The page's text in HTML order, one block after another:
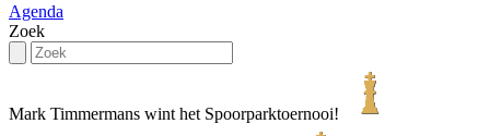
Agenda
Zoek
Mark Timmermans wint het Spoorparktoernooi!